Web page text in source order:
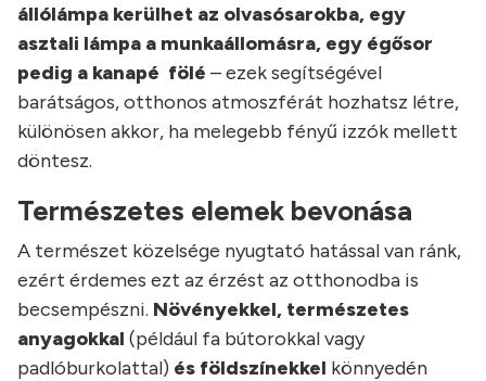
állólámpa kerülhet az olvasósarokba, egy
asztali lámpa a munkaállomásra, egy égősor
pedig a kanapé fölé – ezek segítségével
barátságos, otthonos atmoszférát hozhatsz létre,
különösen akkor, ha melegebb fényű izzók mellett
döntesz.
Természetes elemek bevonása
A természet közelsége nyugtató hatással van ránk,
ezért érdemes ezt az érzést az otthonodba is
becsempészni. Növényekkel, természetes
anyagokkal (például fa bútorokkal vagy
padlóburkolattal) és földszínekkel könnyedén